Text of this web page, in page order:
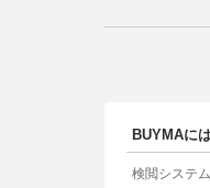
BUYMAに
検閲システ